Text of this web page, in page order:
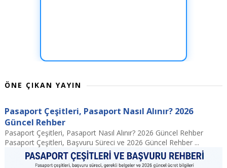
ÖNE ÇIKAN YAYIN
Pasaport Çeşitleri, Pasaport Nasıl Alınır? 2026
Güncel Rehber
Pasaport Çeşitleri, Pasaport Nasıl Alınır? 2026 Güncel Rehber
Pasaport Çeşitleri, Başvuru Süreci ve 2026 Güncel Rehber ...